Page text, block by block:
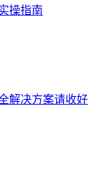
操指南
解决方案请收好